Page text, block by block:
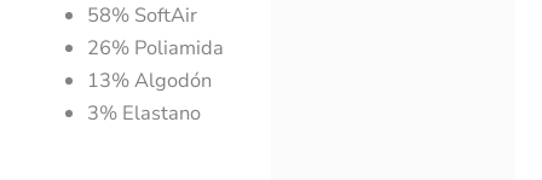
58% SoftAir
26% Poliamida
13% Algodón
3% Elastano